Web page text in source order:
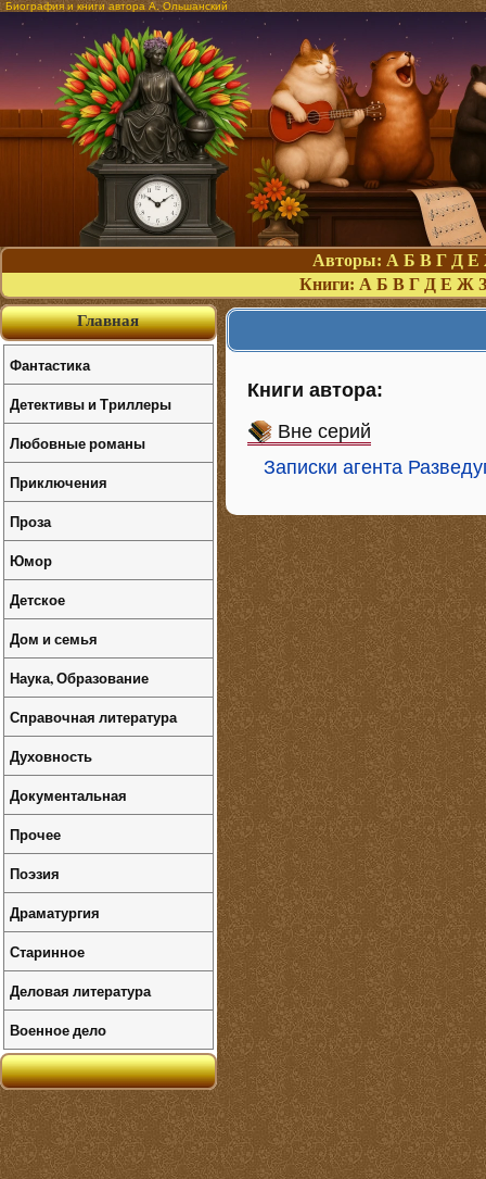
Биография и книги автора А. Ольшанский
Авторы: А Б В Г Д Е
Книги: А Б В Г Д Е Ж З
Книги автора:
Вне серий
Записки агента
Главная
Фантастика
Детективы и Триллеры
Любовные романы
Приключения
Проза
Юмор
Детское
Дом и семья
Наука, Образование
Справочная литература
Духовность
Документальная
Прочее
Поэзия
Драматургия
Старинное
Деловая литература
Военное дело